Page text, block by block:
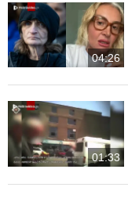
04:26
01:33